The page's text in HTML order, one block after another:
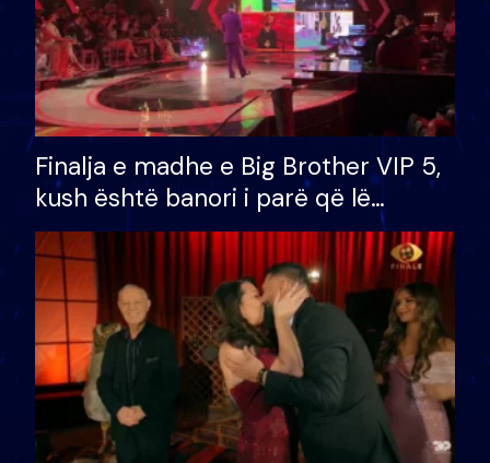
Finalja e madhe e Big Brother VIP 5,
kush është banori i parë që lë
shtëpinë dhe humb mundësinë për
të fituar çmimin e madh